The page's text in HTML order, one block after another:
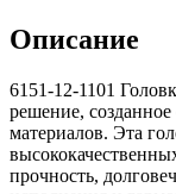
Описание
6151-12-1101
решение,
материалов. Эта
прочность,